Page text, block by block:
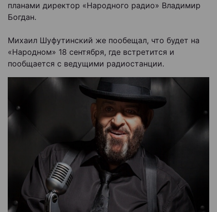
планами директор «Народного радио» Владимир
Богдан.
Михаил Шуфутинский же пообещал, что будет на
«Народном» 18 сентября, где встретится и
пообщается с ведущими радиостанции.